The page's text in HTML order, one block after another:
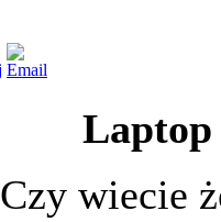
Laptop
Czy wiecie